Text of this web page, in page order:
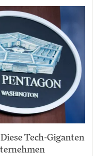
Tech-Giganten